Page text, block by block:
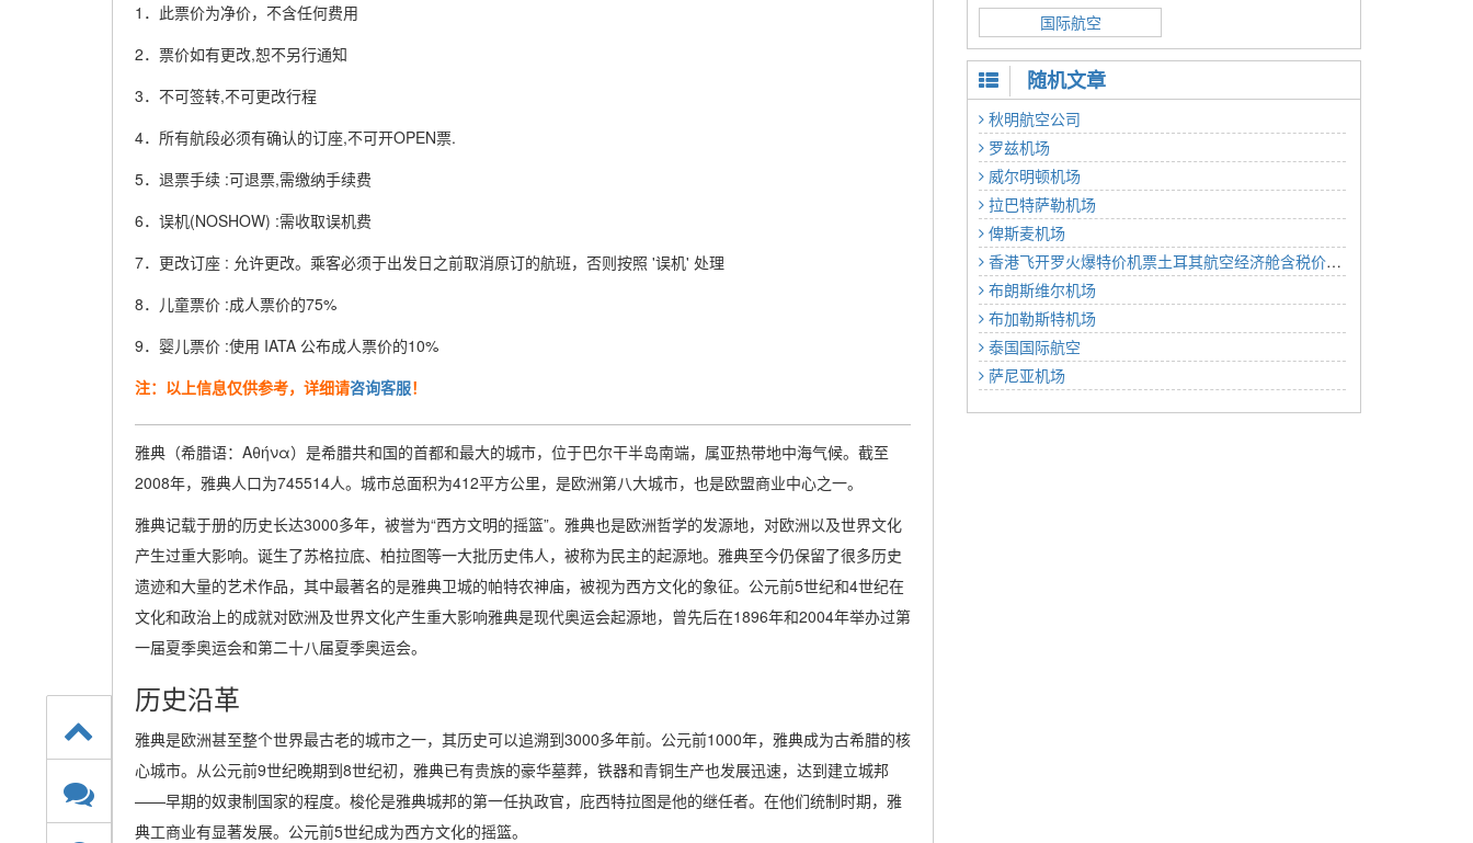
1．此票价为净价，不含任何费用
2．票价如有更改,恕不另行通知
3．不可签转,不可更改行程
4．所有航段必须有确认的订座,不可开OPEN票.
5．退票手续 :可退票,需缴纳手续费
6．误机(NOSHOW) :需收取误机费
7．更改订座 : 允许更改。乘客必须于出发日之前取消原订的航班，否则按照 '误机' 处理
8．儿童票价 :成人票价的75%
9．婴儿票价 :使用 IATA 公布成人票价的10%
注：以上信息仅供参考，详细请咨询客服！
雅典（希腊语：Αθήνα）是希腊共和国的首都和最大的城市，位于巴尔干半岛南端，属亚热带地中海气候。截至
2008年，雅典人口为745514人。城市总面积为412平方公里，是欧洲第八大城市，也是欧盟商业中心之一。
雅典记载于册的历史长达3000多年，被誉为“西方文明的摇篮”。雅典也是欧洲哲学的发源地，对欧洲以及世界文化
产生过重大影响。诞生了苏格拉底、柏拉图等一大批历史伟人，被称为民主的起源地。雅典至今仍保留了很多历史
遗迹和大量的艺术作品，其中最著名的是雅典卫城的帕特农神庙，被视为西方文化的象征。公元前5世纪和4世纪在
文化和政治上的成就对欧洲及世界文化产生重大影响雅典是现代奥运会起源地，曾先后在1896年和2004年举办过第
一届夏季奥运会和第二十八届夏季奥运会。
历史沿革
雅典是欧洲甚至整个世界最古老的城市之一，其历史可以追溯到3000多年前。公元前1000年，雅典成为古希腊的核
心城市。从公元前9世纪晚期到8世纪初，雅典已有贵族的豪华墓葬，铁器和青铜生产也发展迅速，达到建立城邦
——早期的奴隶制国家的程度。梭伦是雅典城邦的第一任执政官，庇西特拉图是他的继任者。在他们统制时期，雅
典工商业有显著发展。公元前5世纪成为西方文化的摇篮。
国际航空
随机文章
秋明航空公司
罗兹机场
威尔明顿机场
拉巴特萨勒机场
俾斯麦机场
香港飞开罗火爆特价机票土耳其航空经济舱含税价格6128元2023年01月15日
布朗斯维尔机场
布加勒斯特机场
泰国国际航空
萨尼亚机场